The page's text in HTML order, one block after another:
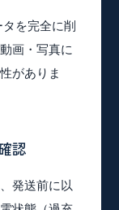
を完全に削
画・写真に
がありま
認
発送前に以